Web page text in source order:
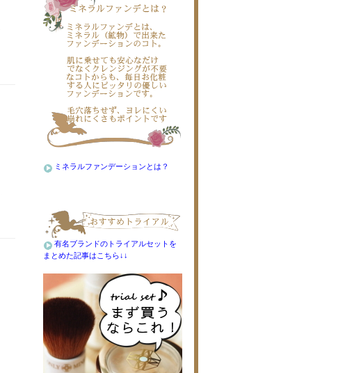
ミネラルファンデーションとは？
有名ブランドのトライアルセットを
まとめた記事はこちら↓↓